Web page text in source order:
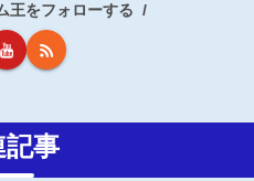
王をフォローする
記事